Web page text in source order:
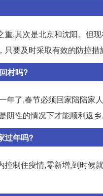
,其次是北京和沈阳。但
要及时采取有效的防控措
村吗?
年了,春节必须回家陪陪家
性的情况下才能顺利返乡
过年吗?
制住疫情,零新增,到时候